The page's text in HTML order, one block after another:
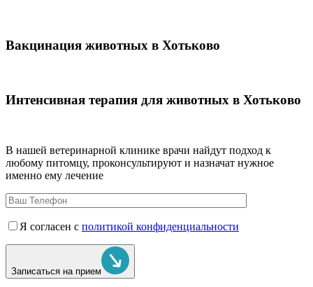
Вакцинация животных в Хотьково
Интенсивная терапия для животных в Хотьково
В нашей ветеринарной клинике врачи найдут подход к
любому питомцу, проконсультируют и назначат нужное
именно ему лечение
Я согласен с политикой конфиденциальности
Записаться на прием